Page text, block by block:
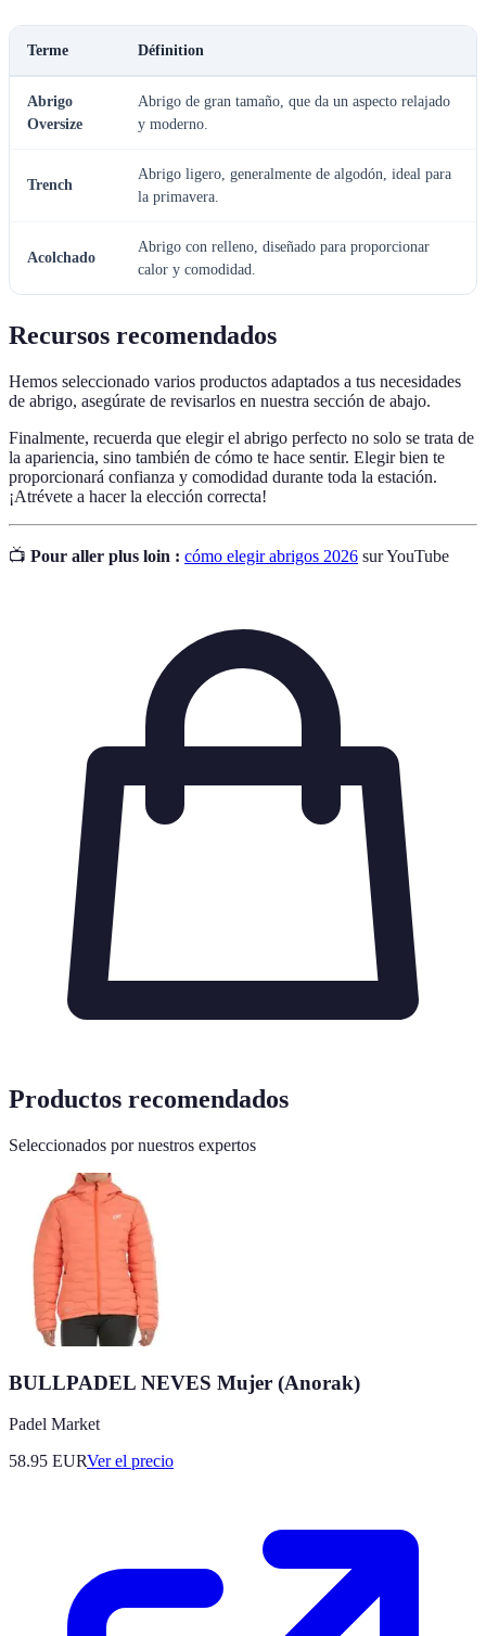
Terme Définition
Abrigo
Oversize
Abrigo de gran tamaño, que da un aspecto relajado
y moderno.
Trench
Abrigo ligero, generalmente de algodón, ideal para
la primavera.
Acolchado
Abrigo con relleno, diseñado para proporcionar
calor y comodidad.
Recursos recomendados
Hemos seleccionado varios productos adaptados a tus necesidades
de abrigo, asegúrate de revisarlos en nuestra sección de abajo.
Finalmente, recuerda que elegir el abrigo perfecto no solo se trata de
la apariencia, sino también de cómo te hace sentir. Elegir bien te
proporcionará confianza y comodidad durante toda la estación.
¡Atrévete a hacer la elección correcta!
📺 Pour aller plus loin : cómo elegir abrigos 2026 sur YouTube
Productos recomendados
Seleccionados por nuestros expertos
BULLPADEL NEVES Mujer (Anorak)
Padel Market
58.95 EURVer el precio